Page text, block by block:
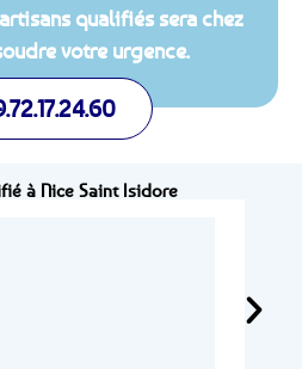
qualifiés sera chez
votre urgence.
à Nice Saint Isidore